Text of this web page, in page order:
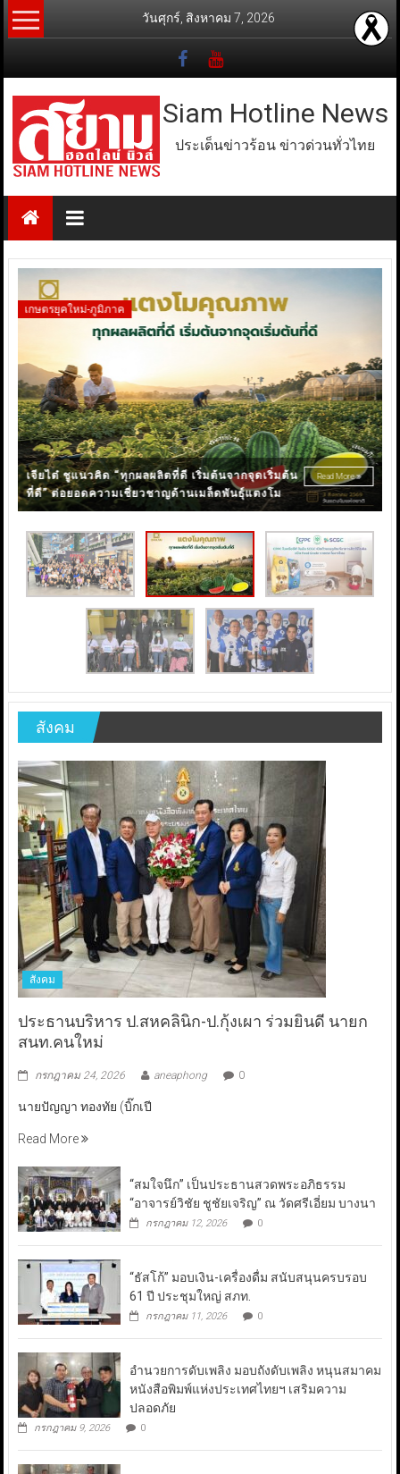
Skip
to
วันศุกร์, สิงหาคม 7, 2026
Siam Hotline News
ประเด็นข่าวร้อน ข่าวด่วนทั่วไทย
เจียไต๋ ชูแนวคิด “ทุกผลผลิตที่ดี เริ่มต้นจากจุดเริ่มต้น
ที่ดี” ต่อยอดความเชี่ยวชาญด้านเมล็ดพันธุ์แตงโม
Read More
เกษตรยุคใหม่-ภูมิภาค
สังคม
สังคม
ประธานบริหาร ป.สหคลินิก-ป.กุ้งเผา ร่วมยินดี นายก
สนท.คนใหม่
กรกฎาคม 24, 2026 aneaphong 0
นายปัญญา ทองทัย (บิ๊กเปี
Read More
“สมใจนึก” เป็นประธานสวดพระอภิธรรม
“อาจารย์วิชัย ชูชัยเจริญ” ณ วัดศรีเอี่ยม บางนา
กรกฎาคม 12, 2026 0
“ธัสโก้” มอบเงิน-เครื่องดื่ม สนับสนุนครบรอบ
61 ปี ประชุมใหญ่ สภท.
กรกฎาคม 11, 2026 0
อำนวยการดับเพลิง มอบถังดับเพลิง หนุนสมาคม
หนังสือพิมพ์แห่งประเทศไทยฯ เสริมความ
ปลอดภัย
กรกฎาคม 9, 2026 0